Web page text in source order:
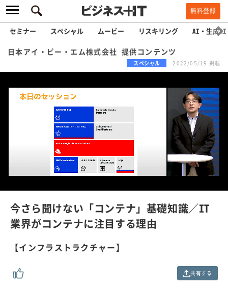
無料登録
セミナー スペシャル ムービー リスキリング AI・生成AI
日本アイ・ビー・エム株式会社 提供コンテンツ
スペシャル 2022/05/19 掲載
U
u
/
今さら聞けない「コンテナ」基礎知識／IT
業界がコンテナに注目する理由
【インフラストラクチャー】
共有する